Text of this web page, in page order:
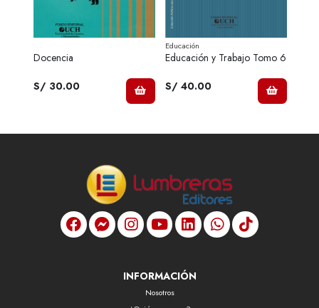
Docencia
S/ 30.00
Educación
Educación y Trabajo Tomo 6
S/ 40.00
INFORMACIÓN
Nosotros